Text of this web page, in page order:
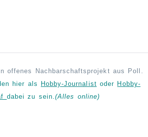
offenes Nachbarschaftsprojekt aus Poll.
hier als
Hobby-Journalist oder Hobby-
dabei zu sein. (Alles online)